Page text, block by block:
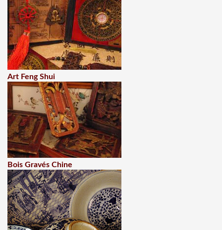
Art Feng Shui
Bois Gravés Chine